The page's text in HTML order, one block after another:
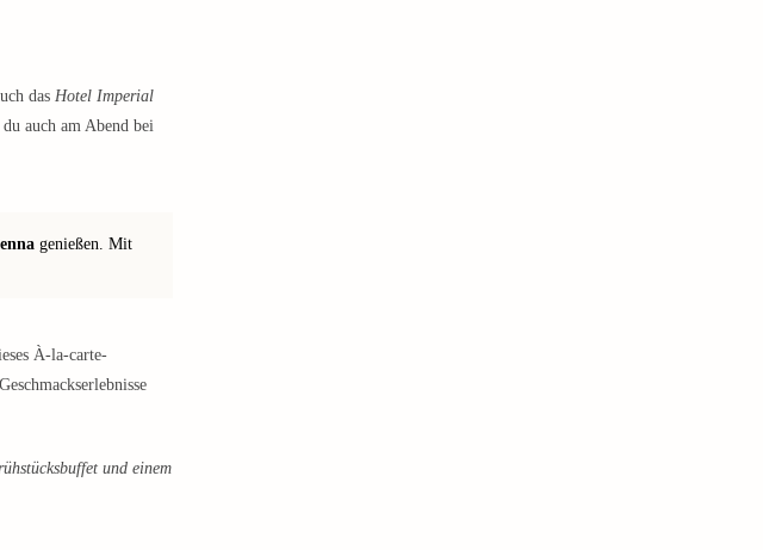
das Hotel Imperial
du auch am Abend bei
genießen. Mit
À-la-carte-
und einem